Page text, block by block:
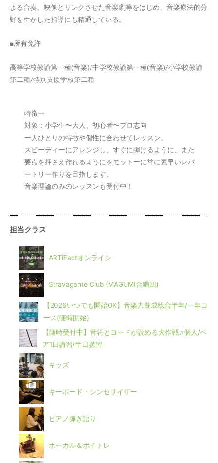
よる合奏、映像とリンクさせた音楽劇等をはじめ、音楽療法的分
野を生かした指導にも精通している。
■所有免許
高等学校教諭第一種(音楽)/中学校教諭第一種(音楽)/小学校教諭
第二種/特別支援学校第二種
特徴ー
対象：小学生〜大人、初心者〜プロ志向
一人ひとりの特徴や個性に合わせてレッスン。
スピーディーにアレンジし、すぐに弾けるように、また
要点を押さえ作れるようにをモットーに常に素早いレパ
ートリー作りを目指します。
音楽理論のみのレッスンも受付中！
担当クラス
ARTiFactオンライン
Stravagante Club (MAGUMI合唱団)
【2026いつでも開始OK】音楽力養成総合半年/一年コ
ース(随時開始)
【随時受付中】音符とコードが読める大作戦♫個人/ペ
ア1日講習/半日講習
キッズ
キーボード・シンセサイザー
ピアノ弾き語り
ボーカル＆ボイトレ